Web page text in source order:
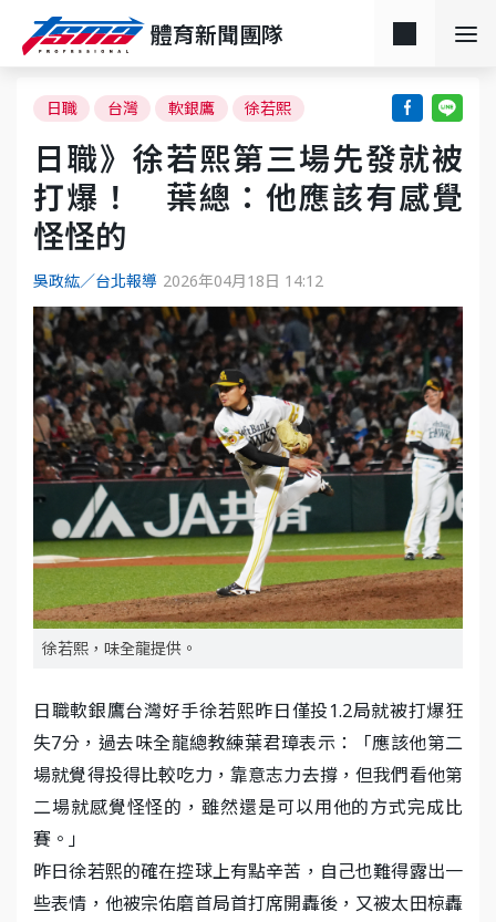
體育新聞團隊
日職 台灣 軟銀鷹 徐若熙
日職》徐若熙第三場先發就被
打爆！ 葉總：他應該有感覺
怪怪的
吳政紘／台北報導 2026年04月18日 14:12
徐若熙，味全龍提供。
日職軟銀鷹台灣好手徐若熙昨日僅投1.2局就被打爆狂
失7分，過去味全龍總教練葉君璋表示：「應該他第二
場就覺得投得比較吃力，靠意志力去撐，但我們看他第
二場就感覺怪怪的，雖然還是可以用他的方式完成比
賽。」
昨日徐若熙的確在控球上有點辛苦，自己也難得露出一
些表情，他被宗佑磨首局首打席開轟後，又被太田椋轟